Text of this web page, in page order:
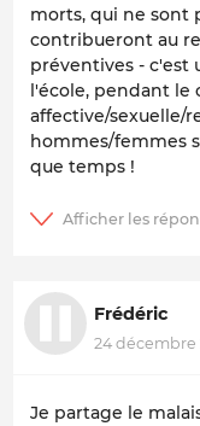
morts, qui ne sont
contribueront au
préventives - c'est
l'école, pendant le
affective/sexuelle/
hommes/femmes
que temps !
Frédéric
24 décembre
Je partage le